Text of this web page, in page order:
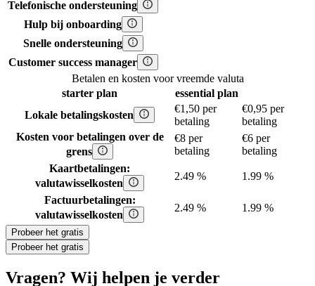
Telefonische ondersteuning
Hulp bij onboarding
Snelle ondersteuning
Customer success manager
Betalen en kosten voor vreemde valuta
starter plan essential plan
Lokale betalingskosten
€1,50 per
betaling
€0,95 per
betaling
Kosten voor betalingen over de
grens
€8 per
betaling
€6 per
betaling
Kaartbetalingen:
valutawisselkosten
2.49 %
1.99 %
Factuurbetalingen:
valutawisselkosten
2.49 % 1.99 %
Probeer het gratis
Probeer het gratis
Vragen? Wij helpen je verder